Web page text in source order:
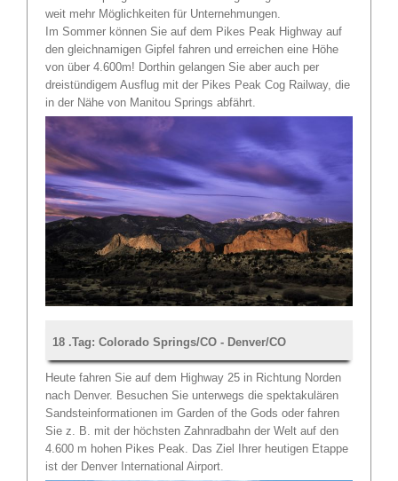
weit mehr Möglichkeiten für Unternehmungen.
Im Sommer können Sie auf dem Pikes Peak Highway auf
den gleichnamigen Gipfel fahren und erreichen eine Höhe
von über 4.600m! Dorthin gelangen Sie aber auch per
dreistündigem Ausflug mit der Pikes Peak Cog Railway, die
in der Nähe von Manitou Springs abfährt.
18 .Tag: Colorado Springs/CO - Denver/CO
Heute fahren Sie auf dem Highway 25 in Richtung Norden
nach Denver. Besuchen Sie unterwegs die spektakulären
Sandsteinformationen im Garden of the Gods oder fahren
Sie z. B. mit der höchsten Zahnradbahn der Welt auf den
4.600 m hohen Pikes Peak. Das Ziel Ihrer heutigen Etappe
ist der Denver International Airport.